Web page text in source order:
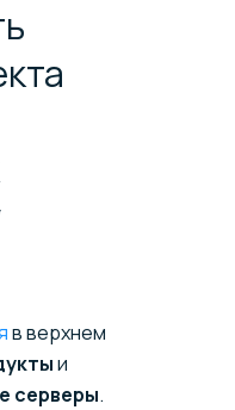
в верхнем
и
серверы.